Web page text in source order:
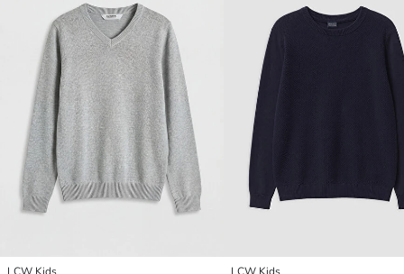
LCW Kids LCW Kids